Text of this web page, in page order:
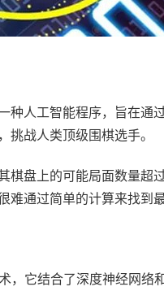
人工智能程序，旨在通
战人类顶级围棋选手。
棋盘上的可能局面数量超
通过简单的计算来找到
，它结合了深度神经网络